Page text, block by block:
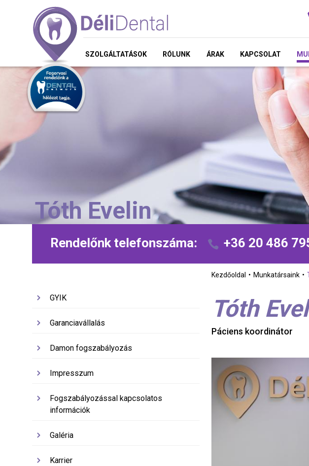
SZOLGÁLTATÁSOK RÓLUNK ÁRAK KAPCSOLAT
Tóth Evelin
Rendelőnk telefonszáma: +36 20 486
GYIK
Garanciavállalás
Damon fogszabályozás
Impresszum
Fogszabályozással kapcsolatos
információk
Galéria
Karrier
Kezdőoldal Munkatársaink
Tóth
Páciens koordinátor